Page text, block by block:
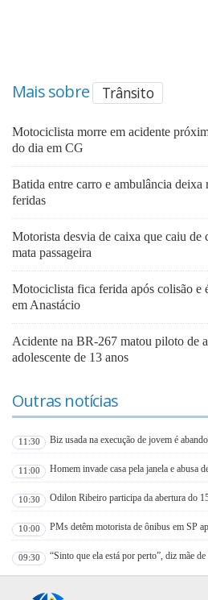
Mais sobre Trânsito
Motociclista morre em acidente
do dia em CG
Batida entre carro e ambulância deixa
feridas
Motorista desvia de caixa que caiu de
mata passageira
Motociclista fica ferida após colisão
em Anastácio
Acidente na BR-267 matou piloto de
adolescente de 13 anos
Outras notícias
11:30 Biz usada na execução de jovem é
11:00 Homem invade casa pela janela e abusa
10:30 Odilon Ribeiro participa da abertura do
10:00 PMs detêm motorista de ônibus em SP
09:30 “Sinto que ela está por perto”, diz mãe